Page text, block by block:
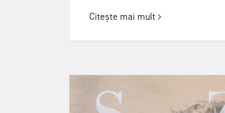
Citește mai mult